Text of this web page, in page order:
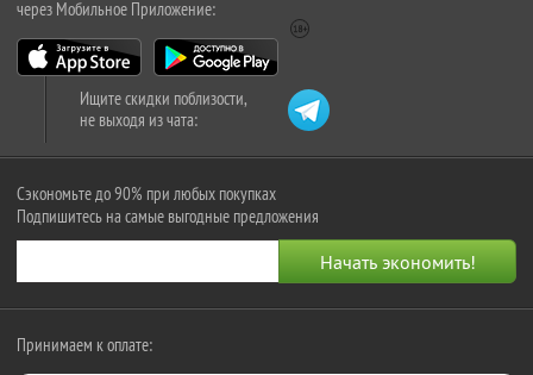
через Мобильное Приложение:
Ищите скидки поблизости,
не выходя из чата:
Сэкономьте до 90% при любых покупках
Подпишитесь на самые выгодные предложения
Принимаем к оплате: